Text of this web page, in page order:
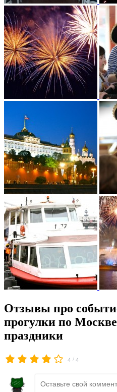
Отзывы про
прогулки по
праздники
4 /4